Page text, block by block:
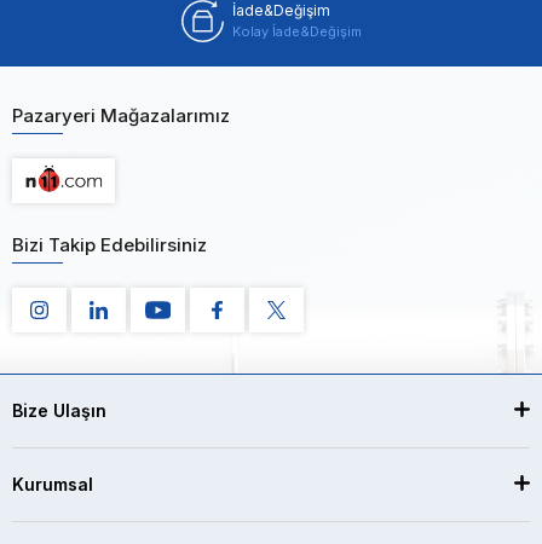
İade&Değişim
Kolay İade&Değişim
Pazaryeri Mağazalarımız
Bizi Takip Edebilirsiniz
Bize Ulaşın
Kurumsal